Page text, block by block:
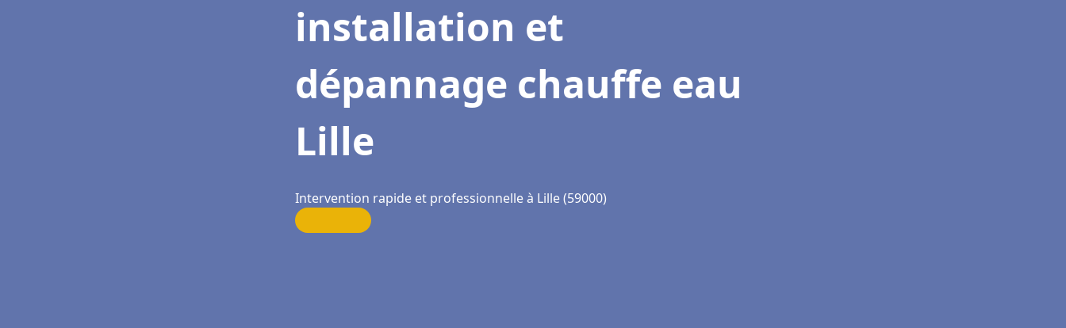
installation et
dépannage chauffe eau
Lille
Intervention rapide et professionnelle à Lille (59000)